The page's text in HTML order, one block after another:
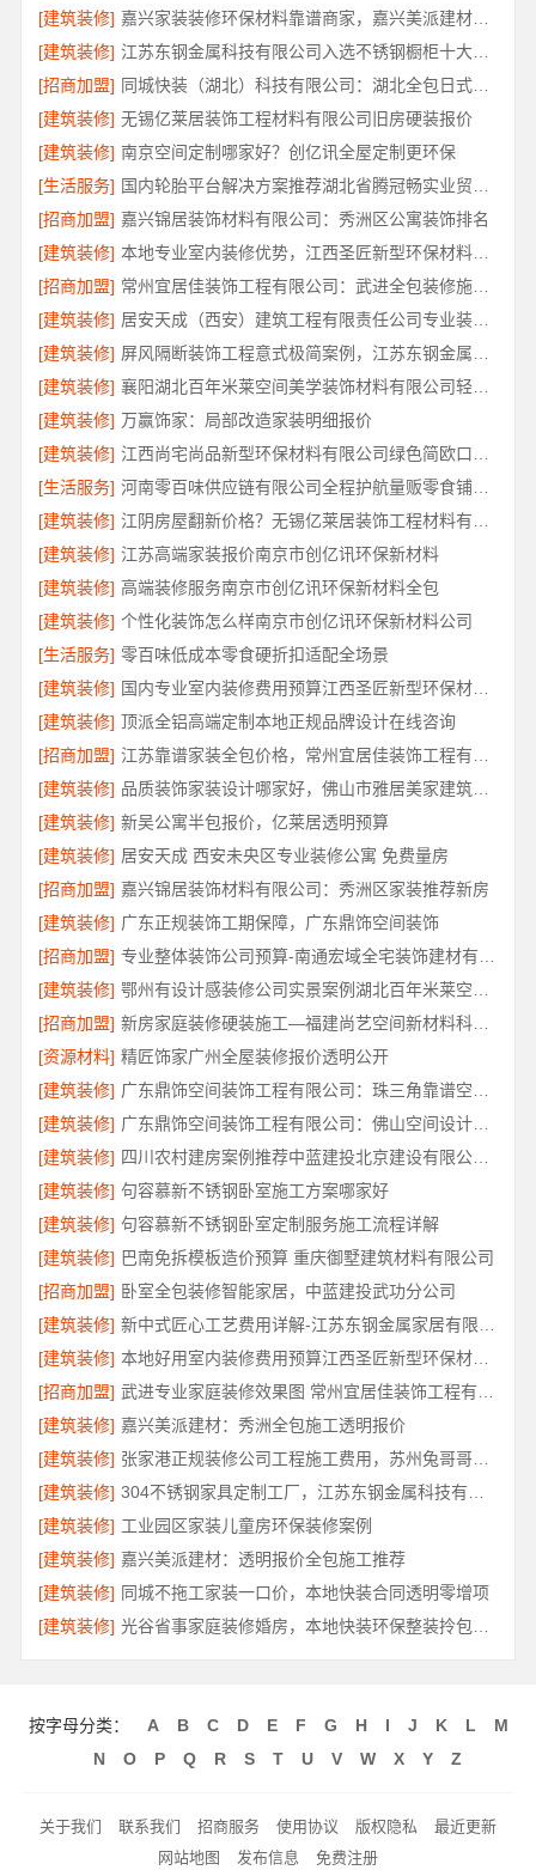
[建筑装修]
嘉兴家装装修环保材料靠谱商家，嘉兴美派建材品质保障
[建筑装修]
江苏东钢金属科技有限公司入选不锈钢橱柜十大品牌
[招商加盟]
同城快装（湖北）科技有限公司：湖北全包日式原木风快速装修
[建筑装修] 无锡亿莱居装饰工程材料有限公司旧房硬装报价
[建筑装修] 南京空间定制哪家好？创亿讯全屋定制更环保
[生活服务]
[招商加盟] 嘉兴锦居装饰材料有限公司：秀洲区公寓装饰排名
[建筑装修]
本地专业室内装修优势，江西圣匠新型环保材料有限公司详解
[招商加盟]
常州宜居佳装饰工程有限公司：武进全包装修施工专业可靠
[建筑装修]
居安天成（西安）建筑工程有限责任公司专业装修西安平层免费量房
[建筑装修]
[建筑装修]
襄阳湖北百年米莱空间美学装饰材料有限公司轻奢风设计装修
[建筑装修] 万赢饰家：局部改造家装明细报价
[建筑装修]
[生活服务]
河南零百味供应链有限公司全程护航量贩零食铺无忧经营
[建筑装修]
[建筑装修] 江苏高端家装报价南京市创亿讯环保新材料
[建筑装修] 高端装修服务南京市创亿讯环保新材料全包
[建筑装修] 个性化装饰怎么样南京市创亿讯环保新材料公司
[生活服务] 零百味低成本零食硬折扣适配全场景
[建筑装修]
国内专业室内装修费用预算江西圣匠新型环保材料有限公司
[建筑装修] 顶派全铝高端定制本地正规品牌设计在线咨询
[招商加盟]
[建筑装修]
品质装饰家装设计哪家好，佛山市雅居美家建筑装饰工程有限公司靠谱
[建筑装修] 新吴公寓半包报价，亿莱居透明预算
[建筑装修] 居安天成 西安未央区专业装修公寓 免费量房
[招商加盟] 嘉兴锦居装饰材料有限公司：秀洲区家装推荐新房
[建筑装修] 广东正规装饰工期保障，广东鼎饰空间装饰
[招商加盟]
[建筑装修]
[招商加盟]
新房家庭装修硬装施工—福建尚艺空间新材料科技有限公司
[资源材料] 精匠饰家广州全屋装修报价透明公开
[建筑装修]
[建筑装修]
广东鼎饰空间装饰工程有限公司：佛山空间设计优惠活动售后无忧
[建筑装修]
四川农村建房案例推荐中蓝建投北京建设有限公司四川
[建筑装修] 句容慕新不锈钢卧室施工方案哪家好
[建筑装修] 句容慕新不锈钢卧室定制服务施工流程详解
[建筑装修] 巴南免拆模板造价预算 重庆御墅建筑材料有限公司
[招商加盟] 卧室全包装修智能家居，中蓝建投武功分公司
[建筑装修]
[建筑装修]
本地好用室内装修费用预算江西圣匠新型环保材料有限公司
[招商加盟]
[建筑装修] 嘉兴美派建材：秀洲全包施工透明报价
[建筑装修]
张家港正规装修公司工程施工费用，苏州兔哥哥智装新材料有限公司全包透明报价
[建筑装修]
[建筑装修] 工业园区家装儿童房环保装修案例
[建筑装修] 嘉兴美派建材：透明报价全包施工推荐
[建筑装修] 同城不拖工家装一口价，本地快装合同透明零增项
[建筑装修]
按字母分类： A B C D E F G H I J K L
M
N
O P Q R S T U V W X Y Z
关于我们 联系我们 招商服务 使用协议 版权隐私
最近更新
网站地图
发布信息 免费注册